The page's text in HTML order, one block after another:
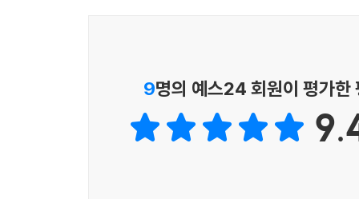
이 열쇠들을 사용해서 새장 문을 열고 난 다음에
먼 거리를 여행할 때는 새들이 그렇게 하는 것
기울여야 한다고 조언한다.
9명의 예스24 회원이 평가한